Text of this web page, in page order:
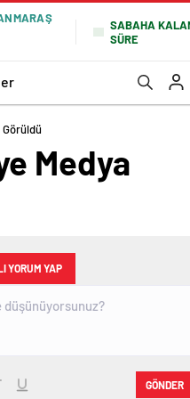
SABAHA
SÜRE
Görüldü
Medya
YORUM YAP
GÖNDER